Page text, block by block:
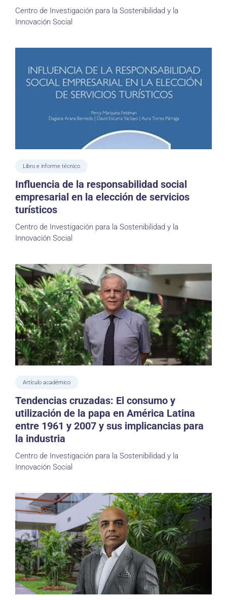
Centro de Investigación para la Sostenibilidad y la
Innovación Social
Libro e informe técnico
Influencia de la responsabilidad social
empresarial en la elección de servicios
turísticos
Centro de Investigación para la Sostenibilidad y la
Innovación Social
Artículo académico
Tendencias cruzadas: El consumo y
utilización de la papa en América Latina
entre 1961 y 2007 y sus implicancias para
la industria
Centro de Investigación para la Sostenibilidad y la
Innovación Social